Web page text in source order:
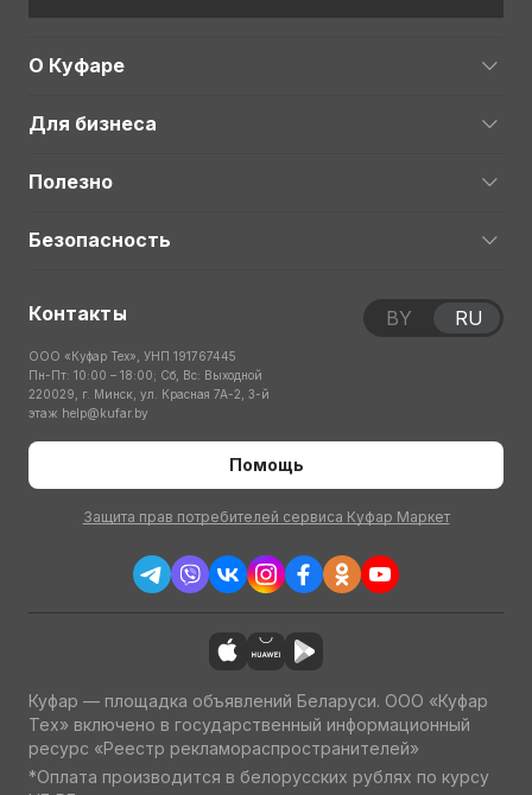
О Куфаре
Для бизнеса
Полезно
Безопасность
Контакты
ООО «Куфар Тех», УНП 191767445
Пн-Пт: 10:00 – 18:00; Сб, Вс: Выходной
220029, г. Минск, ул. Красная 7А-2, 3-й
этаж help@kufar.by
Помощь
Защита прав потребителей сервиса Куфар Маркет
BY RU
Куфар — площадка объявлений Беларуси. ООО «Куфар
Тех» включено в государственный информационный
ресурс «Реестр рекламораспространителей»
*Оплата производится в белорусских рублях по курсу